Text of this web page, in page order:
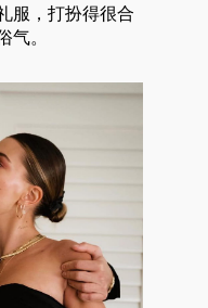
服，打扮得很合
气。